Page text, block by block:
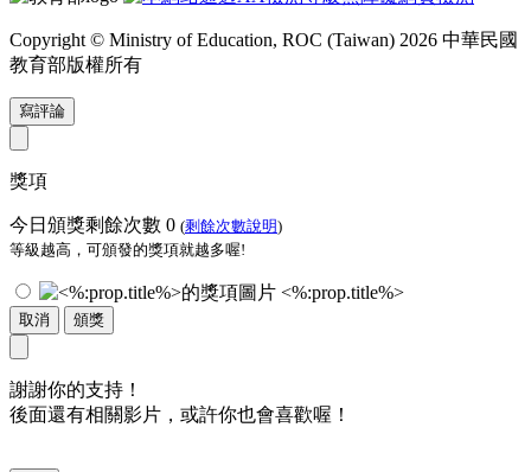
Copyright © Ministry of Education, ROC (Taiwan) 2026 中華民國
教育部版權所有
寫評論
獎項
今日頒獎剩餘次數 0 (剩餘次數說明)
等級越高，可頒發的獎項就越多喔!
<%:prop.title%>
取消 頒獎
謝謝你的支持！
後面還有相關影片，或許你也會喜歡喔！